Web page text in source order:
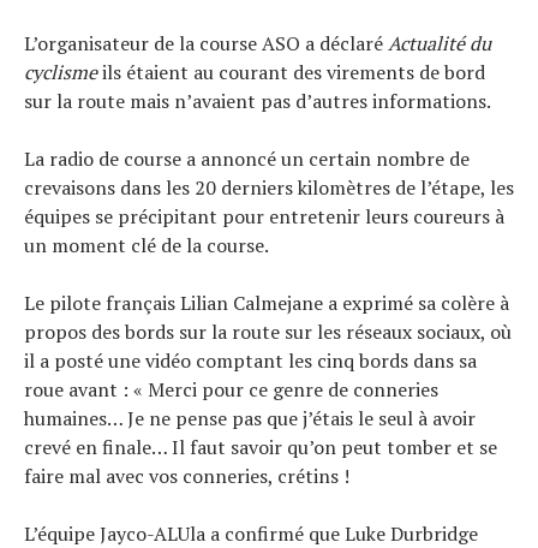
L’organisateur de la course ASO a déclaréActualité du
cyclismeils étaient au courant des virements de bord
sur la route mais n’avaient pas d’autres informations.
La radio de course a annoncé un certain nombre de
crevaisons dans les 20 derniers kilomètres de l’étape, les
équipes se précipitant pour entretenir leurs coureurs à
un moment clé de la course.
Le pilote français Lilian Calmejane a exprimé sa colère à
propos des bords sur la route sur les réseaux sociaux, où
il a posté une vidéo comptant les cinq bords dans sa
roue avant : « Merci pour ce genre de conneries
humaines… Je ne pense pas que j’étais le seul à avoir
crevé en finale… Il faut savoir qu’on peut tomber et se
faire mal avec vos conneries, crétins !
L’équipe Jayco-ALUla a confirmé que Luke Durbridge